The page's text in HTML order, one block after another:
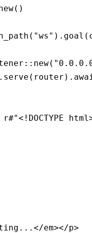
()
( "ws" ) . goal
:: new(
. serve (router)
r#"<!DOCTYPE
em></p>